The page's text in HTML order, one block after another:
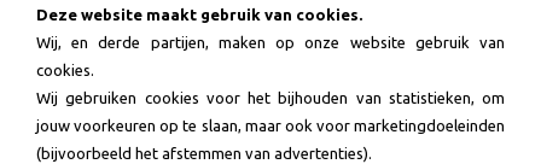
     
Deze website maakt gebruik van cookies.
Wij, en derde partijen, maken op onze website gebruik van
cookies.
Wij gebruiken cookies voor het bijhouden van statistieken, om
jouw voorkeuren op te slaan, maar ook voor marketingdoeleinden
(bijvoorbeeld het afstemmen van advertenties).